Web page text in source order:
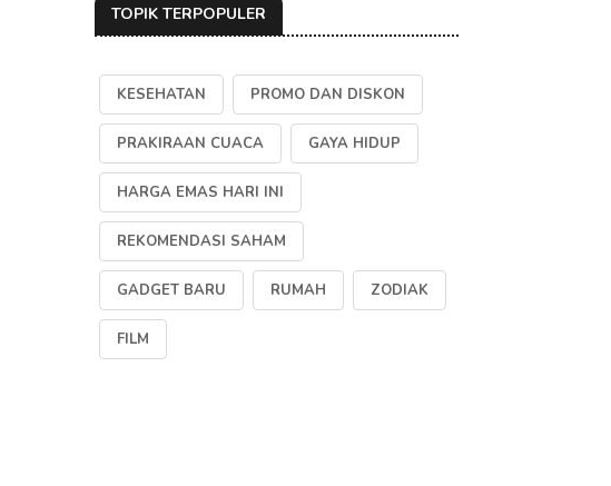
TOPIK TERPOPULER
KESEHATAN PROMO DAN DISKON
PRAKIRAAN CUACA GAYA HIDUP
HARGA EMAS HARI INI
REKOMENDASI SAHAM
GADGET BARU RUMAH ZODIAK
FILM